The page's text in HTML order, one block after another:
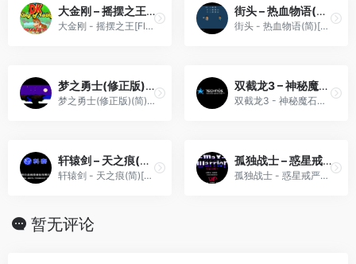
大金刚 – 摇摆之王[Flyeyes](简)(US)(64Mb)
大金刚 - 摇摆之王[Flyeyes](简)(US)(64Mb)
街头 – 热血物语(简)[空气](JP)[ACT](2Mb)
街头 - 热血物语(简)[空气](JP)[ACT](2Mb)
梦之勇士(修正版)(简)[冰组+庞先生](JP)[ACT](2.5Mb)
梦之勇士(修正版)(简)[冰组+庞先生](JP)[ACT](2.5Mb)
双截龙3 – 神秘魔石之谜(简)[asiwish](JP)[ACT](2Mb)
双截龙3 - 神秘魔石之谜(简)[asiwish](JP)[ACT](2Mb)
轩辕剑 – 天之痕(简)[晶科泰](CN)[RPG](8Mb)
轩辕剑 - 天之痕(简)[晶科泰](CN)[RPG](8Mb)
孤独战士 – 惑星戒严令(v1.0)(简)[业余](JP)[STG](2Mb)
孤独战士 - 惑星戒严令(v1.0)(简)[业余](JP)[STG](2Mb)
暂无评论